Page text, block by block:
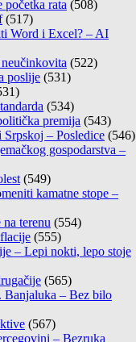
početka rata (508)
(517)
Word i Excel? – AI
(522)
poslije (531)
(534)
premija (543)
– Posledice (546)
gospodarstva –
(549)
kamatne stope –
terenu (554)
(555)
– Lepi nokti, lepo stoje
(565)
Banjaluka – Bez bilo
(567)
– Bezruka